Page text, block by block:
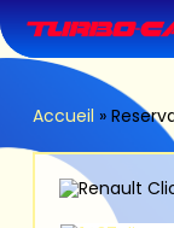
to
main
content
Accueil »